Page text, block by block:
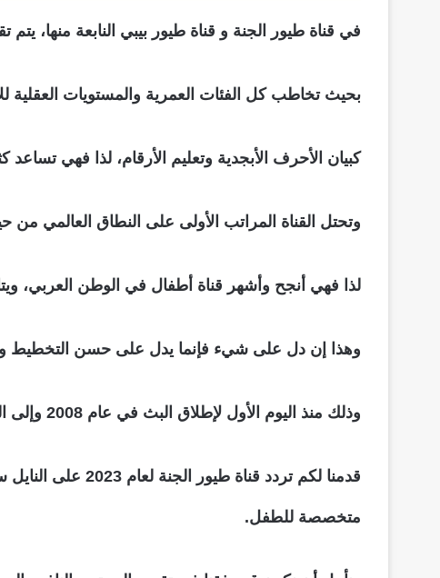
في قناة طيور الجنة و قناة طيور بيبي النابعة منها،
بحيث تخاطب كل الفئات العمرية والمستويات العقلية
كبيان الأحرف الأبجدية وتعليم الأرقام، لذا فهي تساعد
وتحتل القناة المراتب الأولى على النطاق العالمي
لذا فهي أنجح وأشهر قناة أطفال في الوطن العربي،
وهذا إن دل على شيء فإنما يدل على حسن التخطيط
وذلك منذ اليوم الأول لإطلاق البث في عام 2008 وإلى اليوم الحالي.
قدمنا لكم تردد
متخصصة للطفل.